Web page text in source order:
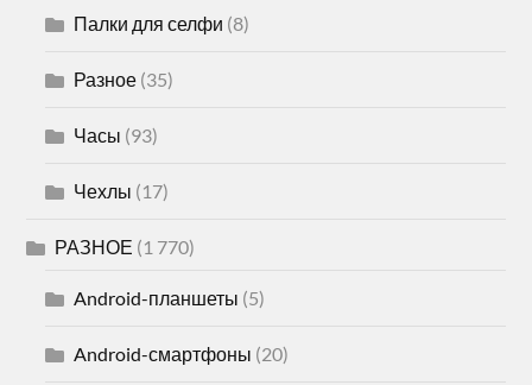
Палки для селфи (8)
Разное (35)
Часы (93)
Чехлы (17)
РАЗНОЕ (1 770)
Android-планшеты (5)
Android-смартфоны (20)